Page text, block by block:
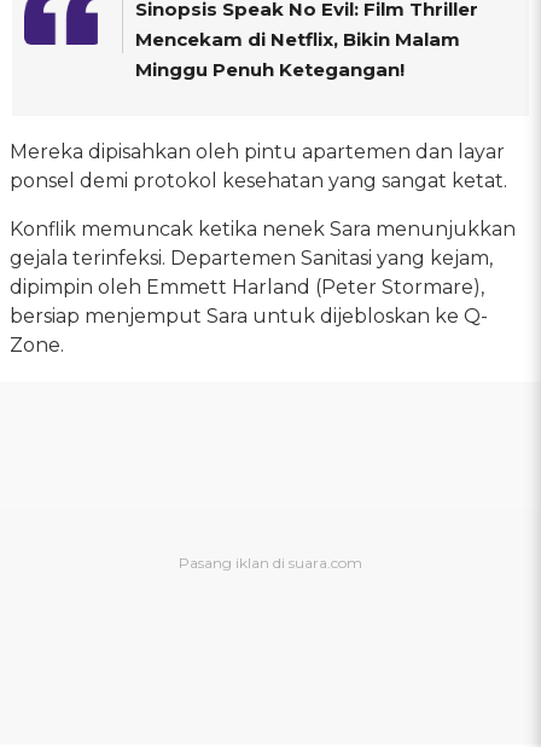
Sinopsis Speak No Evil: Film Thriller
Mencekam di Netflix, Bikin Malam
Minggu Penuh Ketegangan!
Mereka dipisahkan oleh pintu apartemen dan layar
ponsel demi protokol kesehatan yang sangat ketat.
Konflik memuncak ketika nenek Sara menunjukkan
gejala terinfeksi. Departemen Sanitasi yang kejam,
dipimpin oleh Emmett Harland (Peter Stormare),
bersiap menjemput Sara untuk dijebloskan ke Q-
Zone.